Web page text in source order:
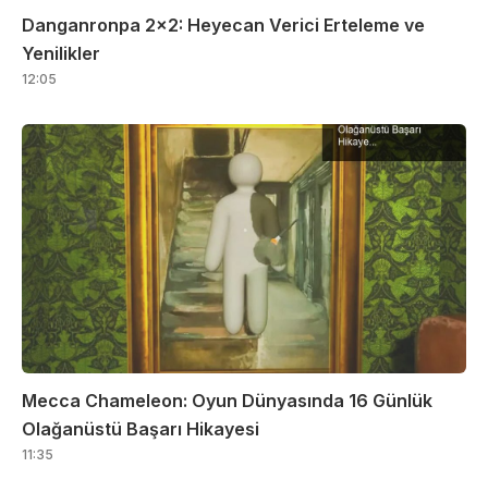
Danganronpa 2×2: Heyecan Verici Erteleme ve
Yenilikler
12:05
Mecca Chameleon: Oyun Dünyasında 16 Günlük
Olağanüstü Başarı Hikayesi
11:35